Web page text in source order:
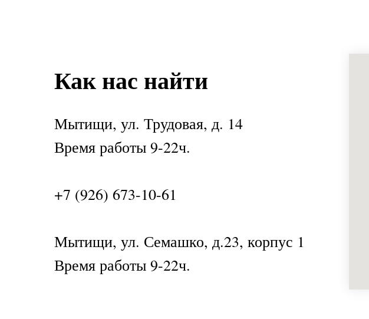
Как нас найти
Мытищи, ул. Трудовая, д. 14
Время работы 9-22ч.
+7 (926) 673-10-61
Мытищи, ул. Семашко, д.23, корпус 1
Время работы 9-22ч.